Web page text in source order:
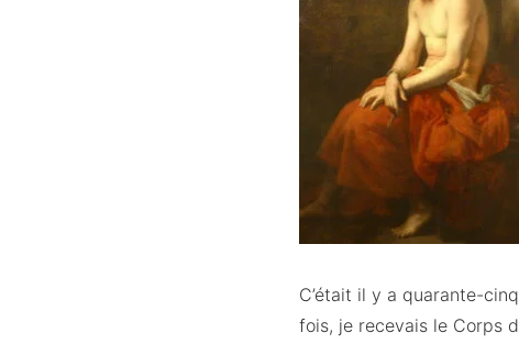
C’était il y a quarante-
fois, je recevais le Corps